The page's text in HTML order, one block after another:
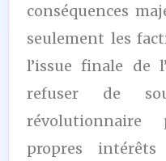
conséquences
seulement les
l’issue finale de
refuser de
propres